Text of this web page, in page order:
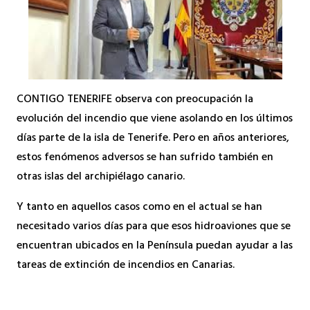
CONTIGO TENERIFE observa con preocupación la
evolución del incendio que viene asolando en los últimos
días parte de la isla de Tenerife. Pero en años anteriores,
estos fenómenos adversos se han sufrido también en
otras islas del archipiélago canario.
Y tanto en aquellos casos como en el actual se han
necesitado varios días para que esos hidroaviones que se
encuentran ubicados en la Península puedan ayudar a las
tareas de extinción de incendios en Canarias.